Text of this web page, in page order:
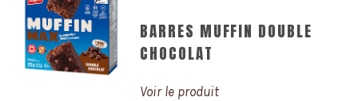
BARRES MUFFIN DOUBLE
CHOCOLAT
Voir le produit